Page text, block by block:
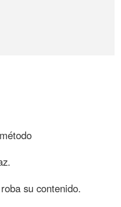
su contenido.